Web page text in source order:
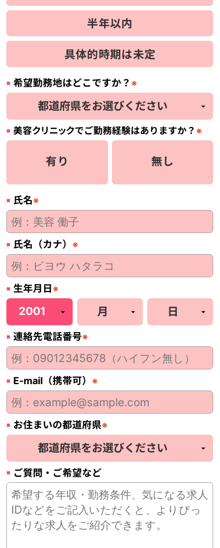
半年以内
具体的時期は未定
希望勤務地はどこですか？ ※
美容クリニックでご勤務経験はありますか？ ※
有り 無し
氏名※
氏名（カナ） ※
生年月日※
連絡先電話番号※
E-mail（携帯可） ※
お住まいの都道府県※
ご質問・ご希望など